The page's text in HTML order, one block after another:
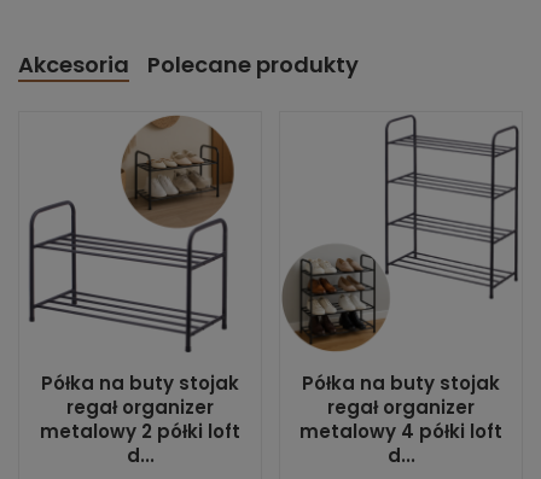
Akcesoria Polecane produkty
Półka na buty stojak
regał organizer
metalowy 2 półki loft
d...
Półka na buty stojak
regał organizer
metalowy 4 półki loft
d...